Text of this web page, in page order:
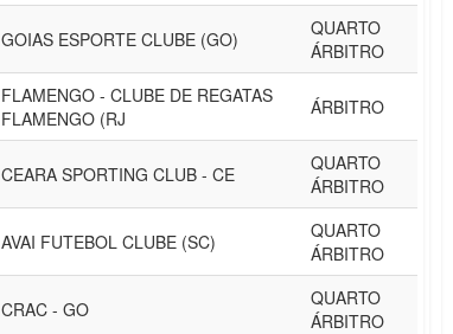
GOIAS ESPORTE CLUBE (GO)
QUARTO
ÁRBITRO
FLAMENGO - CLUBE DE REGATAS
FLAMENGO (RJ
ÁRBITRO
CEARA SPORTING CLUB - CE
QUARTO
ÁRBITRO
AVAI FUTEBOL CLUBE (SC)
QUARTO
ÁRBITRO
CRAC - GO
QUARTO
ÁRBITRO